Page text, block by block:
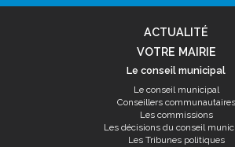
ACTUALITÉ
VOTRE MAIRIE
Le conseil municipal
Le conseil municipal
Conseillers communautaires
Les commissions
Les décisions du conseil
Les Tribunes politiques